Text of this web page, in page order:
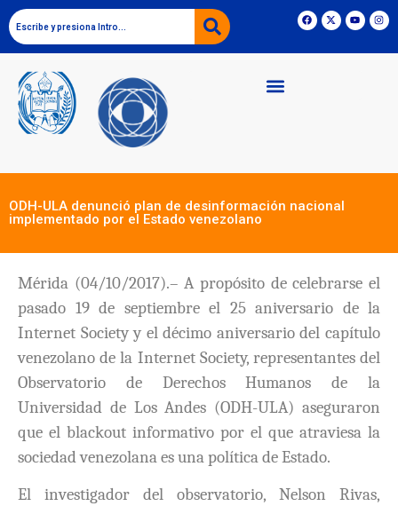
ODH-ULA denunció plan de desinformación nacional
implementado por el Estado venezolano
Mérida (04/10/2017).– A propósito de celebrarse el
pasado 19 de septiembre el 25 aniversario de la
Internet Society y el décimo aniversario del capítulo
venezolano de la Internet Society, representantes del
Observatorio de Derechos Humanos de la
Universidad de Los Andes (ODH-ULA) aseguraron
que el blackout informativo por el que atraviesa la
sociedad venezolana es una política de Estado.
El investigador del observatorio, Nelson Rivas,